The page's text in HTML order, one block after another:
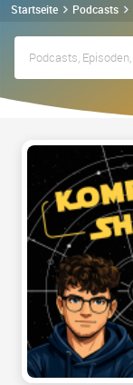
Startseite Podcasts